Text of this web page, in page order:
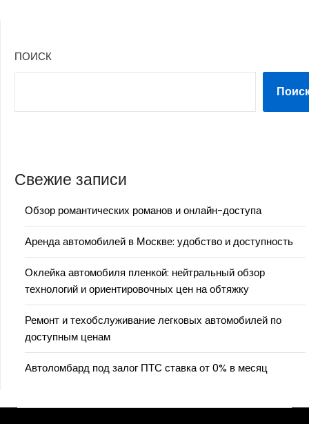
ПОИСК
Свежие записи
Обзор романтических романов и онлайн-доступа
Аренда автомобилей в Москве: удобство и доступность
Оклейка автомобиля пленкой: нейтральный обзор
технологий и ориентировочных цен на обтяжку
Ремонт и техобслуживание легковых автомобилей по
доступным ценам
Автоломбард под залог ПТС ставка от 0% в месяц